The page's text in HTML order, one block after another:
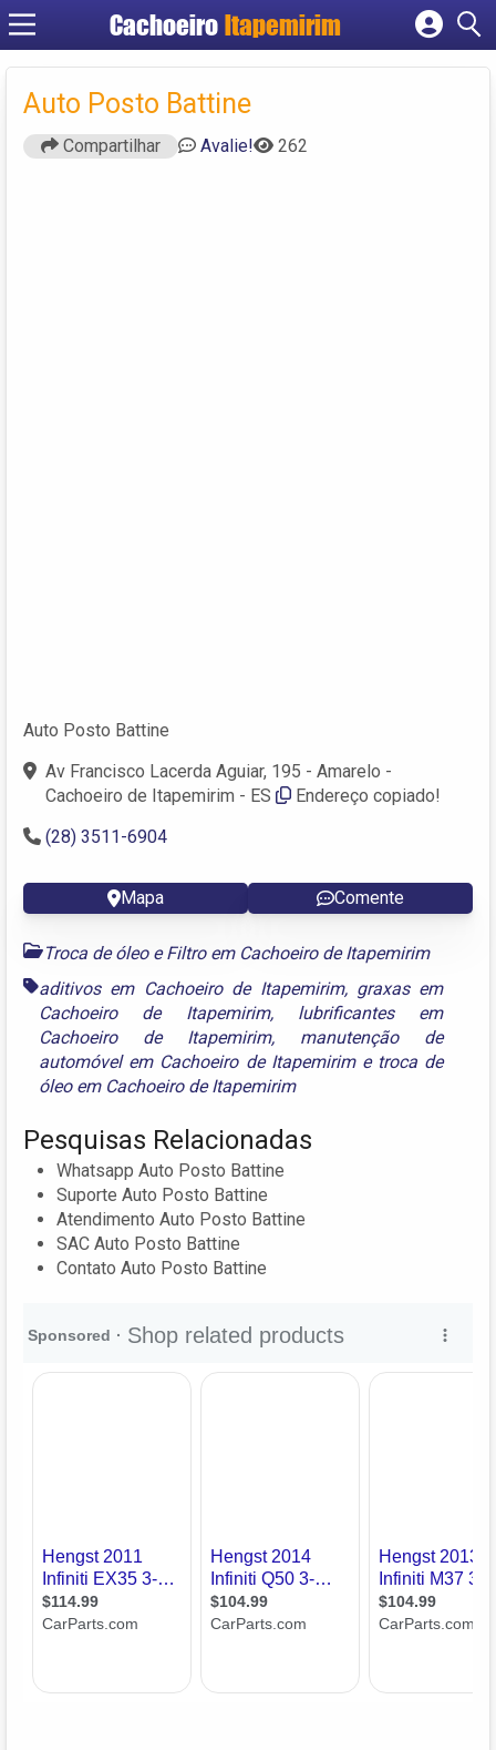
Cachoeiro Itapemirim
Cadastrar empresa
Criar conta
Auto Posto Battine
Compartilhar Avalie! 262
Auto Posto Battine
Av Francisco Lacerda Aguiar, 195 - Amarelo -
Cachoeiro de Itapemirim - ES
Endereço copiado!
(28) 3511-6904
Mapa Comente
Troca de óleo e Filtro em Cachoeiro de Itapemirim
aditivos em Cachoeiro de Itapemirim, graxas em
Cachoeiro de Itapemirim, lubrificantes em
Cachoeiro de Itapemirim, manutenção de
automóvel em Cachoeiro de Itapemirime troca de
óleo em Cachoeiro de Itapemirim
Pesquisas Relacionadas
Whatsapp Auto Posto Battine
Suporte Auto Posto Battine
Atendimento Auto Posto Battine
SAC Auto Posto Battine
Contato Auto Posto Battine